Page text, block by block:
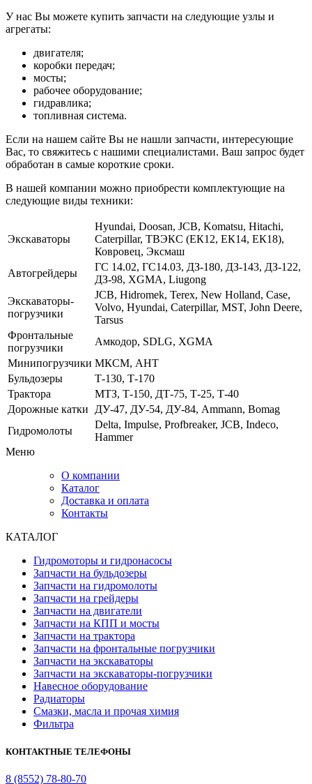
У нас Вы можете купить запчасти на следующие узлы и
агрегаты:
двигателя;
коробки передач;
мосты;
рабочее оборудование;
гидравлика;
топливная система.
Если на нашем сайте Вы не нашли запчасти, интересующие
Вас, то свяжитесь с нашими специалистами. Ваш запрос будет
обработан в самые короткие сроки.
В нашей компании можно приобрести комплектующие на
следующие виды техники:
Экскаваторы
Hyundai, Doosan, JCB, Komatsu, Hitachi,
Caterpillar, ТВЭКС (ЕК12, ЕК14, ЕК18),
Ковровец, Эксмаш
Автогрейдеры
ГС 14.02, ГС14.03, ДЗ-180, ДЗ-143, ДЗ-122,
ДЗ-98, XGMA, Liugong
Экскаваторы-
погрузчики
JCB, Hidromek, Terex, New Holland, Case,
Volvo, Hyundai, Caterpillar, MST, John Deere,
Tarsus
Фронтальные
погрузчики
Амкодор, SDLG, XGMA
Минипогрузчики МКСМ, АНТ
Бульдозеры
Т-130, Т-170
Трактора
МТЗ, Т-150, ДТ-75, Т-25, Т-40
Дорожные катки
ДУ-47, ДУ-54, ДУ-84, Ammann, Bomag
Гидромолоты
Delta, Impulse, Profbreaker, JCB, Indeco,
Hammer
Меню
О компании
Каталог
Доставка и оплата
Контакты
КАТАЛОГ
Гидромоторы и гидронасосы
Запчасти на бульдозеры
Запчасти на гидромолоты
Запчасти на грейдеры
Запчасти на двигатели
Запчасти на КПП и мосты
Запчасти на трактора
Запчасти на фронтальные погрузчики
Запчасти на экскаваторы
Запчасти на экскаваторы-погрузчики
Навесное оборудование
Радиаторы
Смазки, масла и прочая химия
Фильтра
КОНТАКТНЫЕ ТЕЛЕФОНЫ
8 (8552) 78-80-70